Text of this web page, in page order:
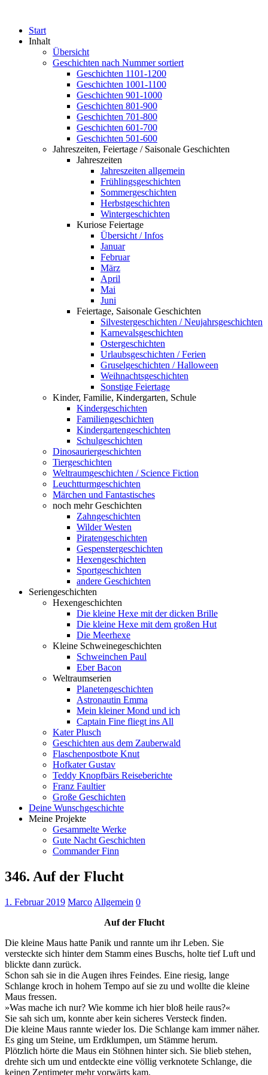
Start
Inhalt
Übersicht
Geschichten nach Nummer sortiert
Geschichten 1101-1200
Geschichten 1001-1100
Geschichten 901-1000
Geschichten 801-900
Geschichten 701-800
Geschichten 601-700
Geschichten 501-600
Jahreszeiten, Feiertage / Saisonale Geschichten
Jahreszeiten
Jahreszeiten allgemein
Frühlingsgeschichten
Sommergeschichten
Herbstgeschichten
Wintergeschichten
Kuriose Feiertage
Übersicht / Infos
Januar
Februar
März
April
Mai
Juni
Feiertage, Saisonale Geschichten
Silvestergeschichten / Neujahrsgeschichten
Karnevalsgeschichten
Ostergeschichten
Urlaubsgeschichten / Ferien
Gruselgeschichten / Halloween
Weihnachtsgeschichten
Sonstige Feiertage
Kinder, Familie, Kindergarten, Schule
Kindergeschichten
Familiengeschichten
Kindergartengeschichten
Schulgeschichten
Dinosauriergeschichten
Tiergeschichten
Weltraumgeschichten / Science Fiction
Leuchtturmgeschichten
Märchen und Fantastisches
noch mehr Geschichten
Zahngeschichten
Wilder Westen
Piratengeschichten
Gespenstergeschichten
Hexengeschichten
Sportgeschichten
andere Geschichten
Seriengeschichten
Hexengeschichten
Die kleine Hexe mit der dicken Brille
Die kleine Hexe mit dem großen Hut
Die Meerhexe
Kleine Schweinegeschichten
Schweinchen Paul
Eber Bacon
Weltraumserien
Planetengeschichten
Astronautin Emma
Mein kleiner Mond und ich
Captain Fine fliegt ins All
Kater Plusch
Geschichten aus dem Zauberwald
Flaschenpostbote Knut
Hofkater Gustav
Teddy Knopfbärs Reiseberichte
Franz Faultier
Große Geschichten
Deine Wunschgeschichte
Meine Projekte
Gesammelte Werke
Gute Nacht Geschichten
Commander Finn
346. Auf der Flucht
1. Februar 2019 Marco Allgemein 0
Auf der Flucht
Die kleine Maus hatte Panik und rannte um ihr Leben. Sie
versteckte sich hinter dem Stamm eines Buschs, holte tief Luft und
blickte dann zurück.
Schon sah sie in die Augen ihres Feindes. Eine riesig, lange
Schlange kroch in hohem Tempo auf sie zu und wollte die kleine
Maus fressen.
»Was mache ich nur? Wie komme ich hier bloß heile raus?«
Sie sah sich um, konnte aber kein sicheres Versteck finden.
Die kleine Maus rannte wieder los. Die Schlange kam immer näher.
Es ging um Steine, um Erdklumpen, um Stämme herum.
Plötzlich hörte die Maus ein Stöhnen hinter sich. Sie blieb stehen,
drehte sich um und entdeckte eine völlig verknotete Schlange, die
keinen Zentimeter mehr vorwärts kam.